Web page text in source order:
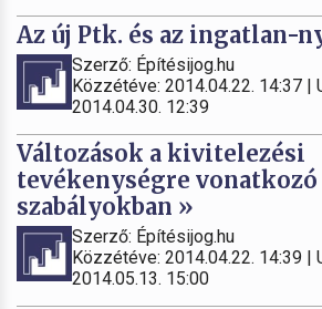
Az új Ptk. és az ingatlan-
Szerző: Építésijog.hu
Közzétéve: 2014.04.22. 14:37
2014.04.30. 12:39
Változások a kivitelezési
tevékenységre vonatkozó
szabályokban »
Szerző: Építésijog.hu
Közzétéve: 2014.04.22. 14:39
2014.05.13. 15:00